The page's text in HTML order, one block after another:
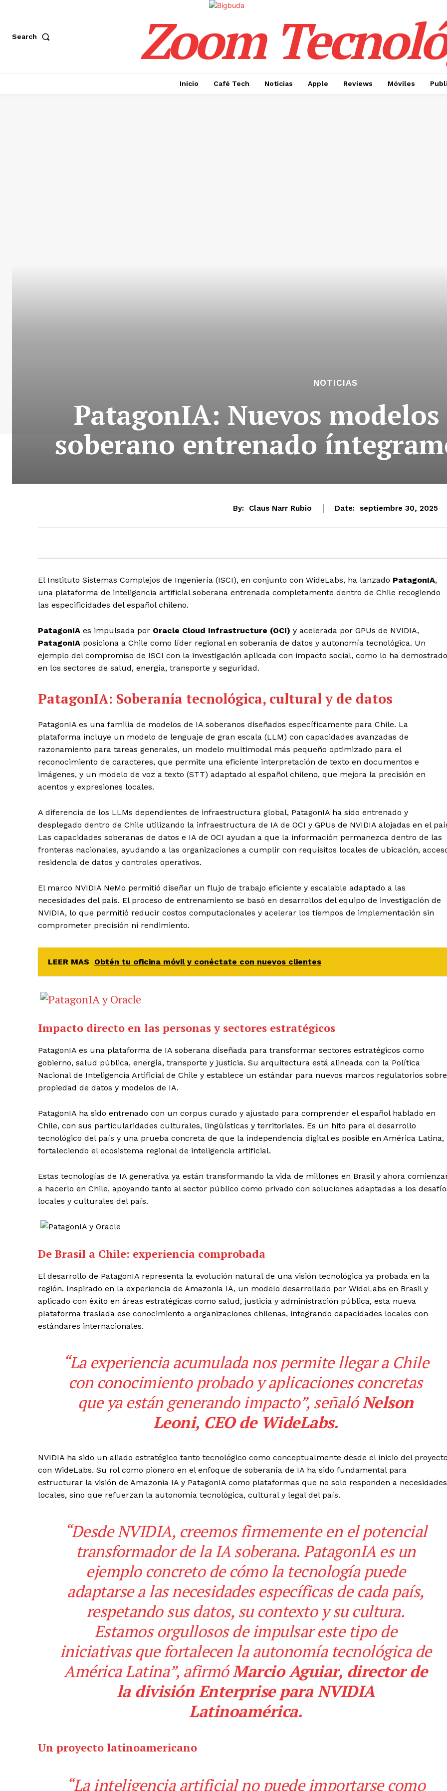
Search Zoom
Inicio Café Tech Noticias Apple Reviews Móviles
NOTICIAS
PatagonIA: Nuevos
soberano entrenado
By: Claus Narr Rubio Date: septiembre 30, 2025
El Instituto Sistemas Complejos de Ingeniería (ISCI), en conjunto con WideLabs, ha lanzado PatagonIA,
una plataforma de inteligencia artificial soberana entrenada completamente dentro de Chile recogiendo
las especificidades del español chileno.
PatagonIA es impulsada por Oracle Cloud Infrastructure (OCI) y acelerada por GPUs de NVIDIA,
PatagonIA posiciona a Chile como líder regional en soberanía de datos y autonomía tecnológica. Un
ejemplo del compromiso de ISCI con la investigación aplicada con impacto social, como lo ha demostrado
en los sectores de salud, energía, transporte y seguridad.
PatagonIA: Soberanía tecnológica, cultural y de datos
PatagonIA es una familia de modelos de IA soberanos diseñados específicamente para Chile. La
plataforma incluye un modelo de lenguaje de gran escala (LLM) con capacidades avanzadas de
razonamiento para tareas generales, un modelo multimodal más pequeño optimizado para el
reconocimiento de caracteres, que permite una eficiente interpretación de texto en documentos e
imágenes, y un modelo de voz a texto (STT) adaptado al español chileno, que mejora la precisión en
acentos y expresiones locales.
A diferencia de los LLMs dependientes de infraestructura global, PatagonIA ha sido entrenado y
desplegado dentro de Chile utilizando la infraestructura de IA de OCI y GPUs de NVIDIA alojadas en el
Las capacidades soberanas de datos e IA de OCI ayudan a que la información permanezca dentro de las
fronteras nacionales, ayudando a las organizaciones a cumplir con requisitos locales de ubicación,
residencia de datos y controles operativos.
El marco NVIDIA NeMo permitió diseñar un flujo de trabajo eficiente y escalable adaptado a las
necesidades del país. El proceso de entrenamiento se basó en desarrollos del equipo de investigación de
NVIDIA, lo que permitió reducir costos computacionales y acelerar los tiempos de implementación sin
comprometer precisión ni rendimiento.
LEER MAS Obtén tu oficina móvil y conéctate con nuevos clientes
Impacto directo en las personas y sectores estratégicos
PatagonIA es una plataforma de IA soberana diseñada para transformar sectores estratégicos como
gobierno, salud pública, energía, transporte y justicia. Su arquitectura está alineada con la Política
Nacional de Inteligencia Artificial de Chile y establece un estándar para nuevos marcos regulatorios sobre
propiedad de datos y modelos de IA.
PatagonIA ha sido entrenado con un corpus curado y ajustado para comprender el español hablado en
Chile, con sus particularidades culturales, lingüísticas y territoriales. Es un hito para el desarrollo
tecnológico del país y una prueba concreta de que la independencia digital es posible en América Latina,
fortaleciendo el ecosistema regional de inteligencia artificial.
Estas tecnologías de IA generativa ya están transformando la vida de millones en Brasil y ahora
a hacerlo en Chile, apoyando tanto al sector público como privado con soluciones adaptadas a los
locales y culturales del país.
De Brasil a Chile: experiencia comprobada
El desarrollo de PatagonIA representa la evolución natural de una visión tecnológica ya probada en la
región. Inspirado en la experiencia de Amazonia IA, un modelo desarrollado por WideLabs en Brasil y
aplicado con éxito en áreas estratégicas como salud, justicia y administración pública, esta nueva
plataforma traslada ese conocimiento a organizaciones chilenas, integrando capacidades locales con
estándares internacionales.
“La experiencia acumulada nos permite llegar a Chile
con conocimiento probado y aplicaciones concretas
que ya están generando impacto”, señalóNelson
Leoni, CEO de WideLabs.
NVIDIA ha sido un aliado estratégico tanto tecnológico como conceptualmente desde el inicio del
con WideLabs. Su rol como pionero en el enfoque de soberanía de IA ha sido fundamental para
estructurar la visión de Amazonia IA y PatagonIA como plataformas que no solo responden a necesidades
locales, sino que refuerzan la autonomía tecnológica, cultural y legal del país.
“Desde NVIDIA, creemos firmemente en el potencial
transformador de la IA soberana. PatagonIA es un
ejemplo concreto de cómo la tecnología puede
adaptarse a las necesidades específicas de cada país,
respetando sus datos, su contexto y su cultura.
Estamos orgullosos de impulsar este tipo de
iniciativas que fortalecen la autonomía tecnológica de
América Latina”, afirmóMarcio Aguiar, director de
la división Enterprise para NVIDIA
Latinoamérica.
Un proyecto latinoamericano
“La inteligencia artificial no puede importarse como